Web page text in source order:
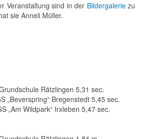
Veranstaltung sind in der Bildergaleriezu
sie Anneli Müller.
Rätzlingen 5,31 sec.
„Beverspring“ Bregenstedt 5,45 sec.
„Am Wildpark“ Irxleben 5,47 sec.